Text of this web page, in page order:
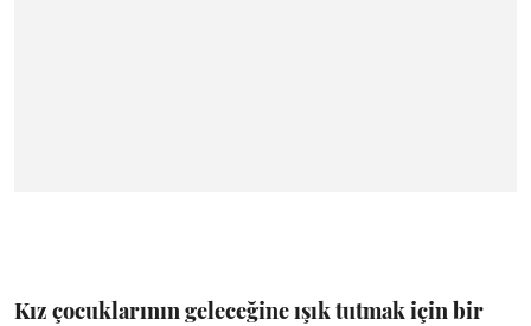
Kız çocuklarının geleceğine ışık tutmak için bir